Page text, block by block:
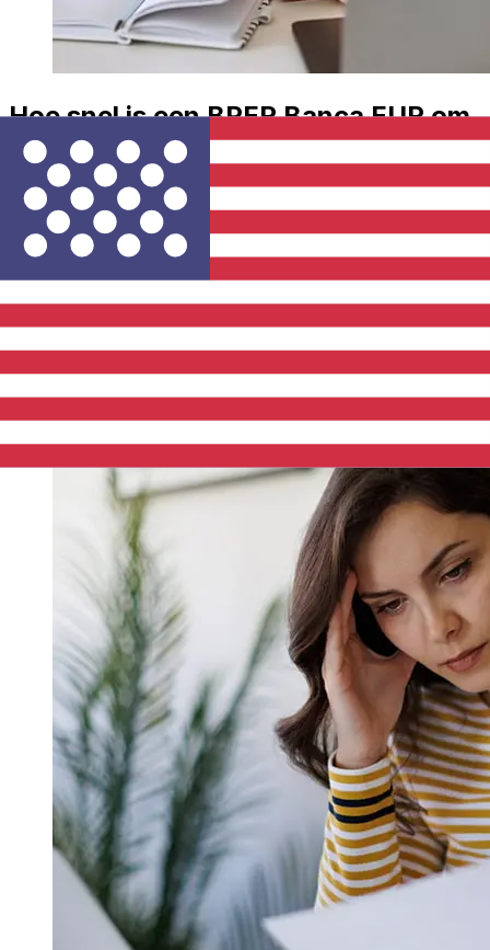
Hoe snel is een BPER Banca EUR om
over te USD ?
Bezorgtijden voor internationale overboekingen met
BPER Banca van Euro Lidstaten tot Verenigde Staten
variëren afhankelijk van de betaalmethode en het tijdstip
van transacties. Internationale bankoverschrijvingen
duren meestal 1 tot 5 werkdagen. Factoren zoals
feestdagen en veiligheidscontroles kunnen ook invloed
hebben op de levering. Controleer BPER Banca S.p.Ade
afkaptijden om vertragingen te voorkomen.